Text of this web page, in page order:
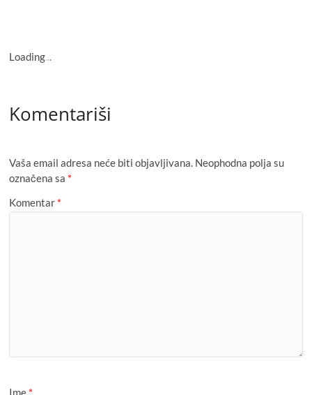
Loading...
Komentariši
Vaša email adresa neće biti objavljivana. Neophodna polja su
označena sa *
Komentar *
Ime *